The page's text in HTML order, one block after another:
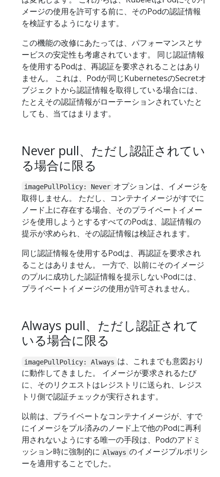
メージの使用を許可する前に、そのPodの認証情報
を検証するようになります。
この機能の改修にあたっては、パフォーマンスとサ
ービスの安定性も考慮されています。 同じ認証情報
を使用するPodは、再認証を要求されることはあり
ません。 これは、Podが同じKubernetesのSecretオ
ブジェクトから認証情報を取得している場合には、
たとえその認証情報がローテーションされていたと
しても、当てはまります。
Never pull、ただし認証されてい
る場合に限る
imagePullPolicy: Never オプションは、イメージを
取得しません。 ただし、コンテナイメージがすでに
ノード上に存在する場合、そのプライベートイメー
ジを使用しようとするすべてのPodは、認証情報の
提示が求められ、その認証情報は検証されます。
同じ認証情報を使用するPodは、再認証を要求され
ることはありません。 一方で、以前にそのイメージ
のプルに成功した認証情報を提示しないPodには、
プライベートイメージの使用が許可されません。
Always pull、ただし認証されて
いる場合に限る
imagePullPolicy: Always は、これまでも意図おり
に動作してきました。 イメージが要求されるたび
に、そのリクエストはレジストリに送られ、レジス
トリ側で認証チェックが実行されます。
以前は、プライベートなコンテナイメージが、すで
にイメージをプル済みのノード上で他のPodに再利
用されないようにする唯一の手段は、Podのアドミ
ッション時に強制的に Always のイメージプルポリシ
ーを適用することでした。